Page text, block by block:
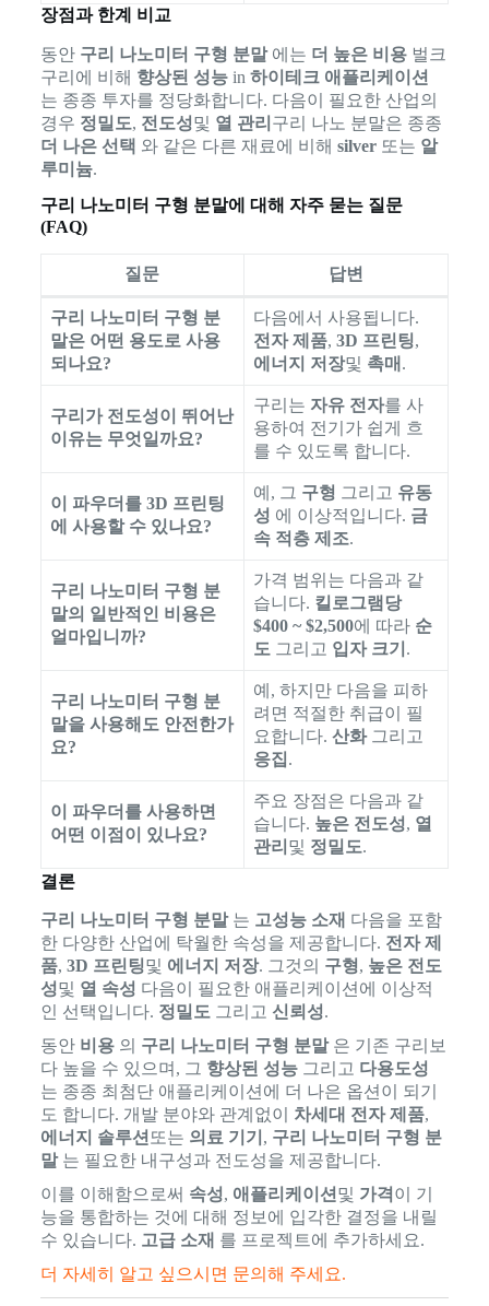
장점과 한계 비교
동안 구리 나노미터 구형 분말에는 더 높은 비용벌크
구리에 비해 향상된 성능in 하이테크 애플리케이션
는 종종 투자를 정당화합니다. 다음이 필요한 산업의
경우 정밀도, 전도성및 열 관리 구리 나노 분말은 종종
더 나은 선택 와 같은 다른 재료에 비해 silver또는 알
루미늄.
구리 나노미터 구형 분말에 대해 자주 묻는 질문
(FAQ)
질문 답변
구리 나노미터 구형 분
말은 어떤 용도로 사용
되나요?
다음에서 사용됩니다.
전자 제품, 3D 프린팅,
에너지 저장및 촉매 .
구리가 전도성이 뛰어난
이유는 무엇일까요?
구리는 자유 전자를 사
용하여 전기가 쉽게 흐
를 수 있도록 합니다.
이 파우더를 3D 프린팅
에 사용할 수 있나요?
예, 그 구형 그리고 유동
성 에 이상적입니다. 금
속 적층 제조.
구리 나노미터 구형 분
말의 일반적인 비용은
얼마입니까?
가격 범위는 다음과 같
습니다. 킬로그램당
$400 ~ $2,500에 따라 순
도 그리고 입자 크기 .
구리 나노미터 구형 분
말을 사용해도 안전한가
요?
예, 하지만 다음을 피하
려면 적절한 취급이 필
요합니다. 산화그리고
응집 .
이 파우더를 사용하면
어떤 이점이 있나요?
주요 장점은 다음과 같
습니다. 높은 전도성, 열
관리 및 정밀도.
결론
구리 나노미터 구형 분말는 고성능 소재 다음을 포함
한 다양한 산업에 탁월한 속성을 제공합니다. 전자 제
품, 3D 프린팅및 에너지 저장. 그것의 구형, 높은 전도
성및 열 속성 다음이 필요한 애플리케이션에 이상적
인 선택입니다. 정밀도 그리고 신뢰성.
동안 비용의 구리 나노미터 구형 분말은 기존 구리보
다 높을 수 있으며, 그 향상된 성능그리고 다용도성
는 종종 최첨단 애플리케이션에 더 나은 옵션이 되기
도 합니다. 개발 분야와 관계없이 차세대 전자 제품,
에너지 솔루션 또는 의료 기기 , 구리 나노미터 구형 분
말는 필요한 내구성과 전도성을 제공합니다.
이를 이해함으로써 속성, 애플리케이션 및 가격 이 기
능을 통합하는 것에 대해 정보에 입각한 결정을 내릴
수 있습니다. 고급 소재 를 프로젝트에 추가하세요.
더 자세히 알고 싶으시면 문의해 주세요.